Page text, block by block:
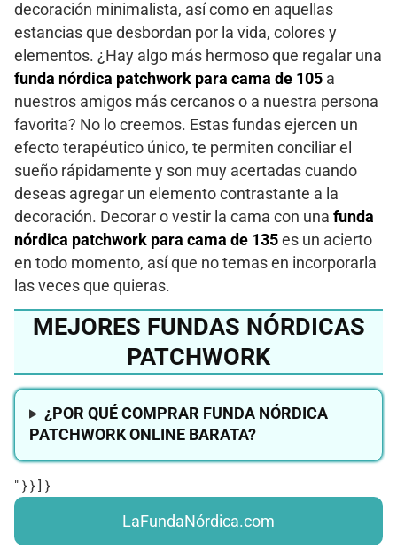
decoración minimalista, así como en aquellas
estancias que desbordan por la vida, colores y
elementos. ¿Hay algo más hermoso que regalar una
funda nórdica patchwork para cama de 105 a
nuestros amigos más cercanos o a nuestra persona
favorita? No lo creemos. Estas fundas ejercen un
efecto terapéutico único, te permiten conciliar el
sueño rápidamente y son muy acertadas cuando
deseas agregar un elemento contrastante a la
decoración. Decorar o vestir la cama con una funda
nórdica patchwork para cama de 135 es un acierto
en todo momento, así que no temas en incorporarla
las veces que quieras.
MEJORES FUNDAS NÓRDICAS
PATCHWORK
¿POR QUÉ COMPRAR FUNDA NÓRDICA
PATCHWORK ONLINE BARATA?
" } } ] }
LaFundaNórdica.com